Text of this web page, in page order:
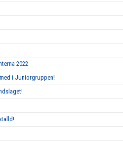
2022
i Juniorgruppen!